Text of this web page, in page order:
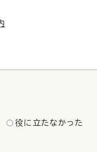
役に立たなかった